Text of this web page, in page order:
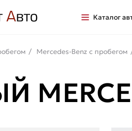
Каталог
Mercedes-Benz с пробегом